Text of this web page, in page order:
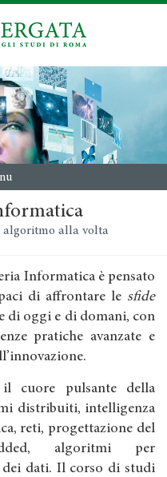
alla volta
Informatica è pensato
di affrontare le sfide
di oggi e di domani, con
pratiche avanzate e
il cuore pulsante della
distribuiti, intelligenza
reti, progettazione del
algoritmi per
dei dati. Il corso di studi